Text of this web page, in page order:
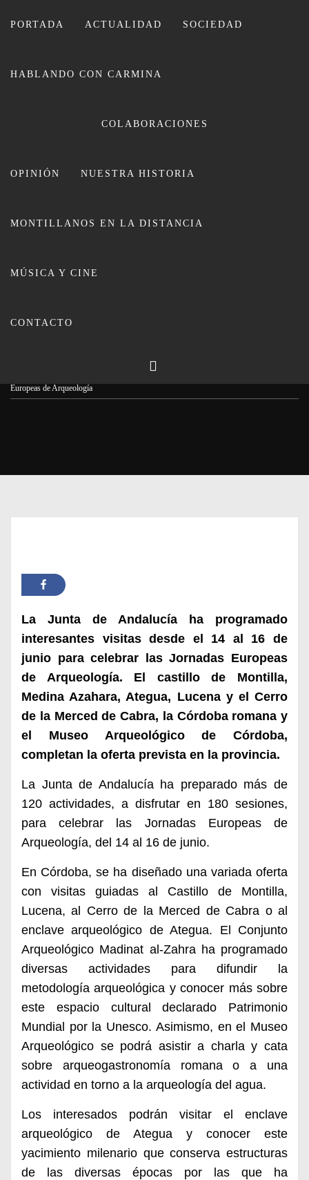
PORTADA ACTUALIDAD SOCIEDAD
HABLANDO CON CARMINA
COLABORACIONES
OPINIÓN NUESTRA HISTORIA
MONTILLANOS EN LA DISTANCIA
MÚSICA Y CINE
CONTACTO
CARMINA LEIVA
El Castillo de Montilla se suma a
Europeas de Arqueología
La Junta de Andalucía ha programado
interesantes visitas desde el 14 al 16 de
junio para celebrar las Jornadas Europeas
de Arqueología. El castillo de Montilla,
Medina Azahara, Ategua, Lucena y el Cerro
de la Merced de Cabra, la Córdoba romana y
el Museo Arqueológico de Córdoba,
completan la oferta prevista en la provincia.
La Junta de Andalucía ha preparado más de
120 actividades, a disfrutar en 180 sesiones,
para celebrar las Jornadas Europeas de
Arqueología, del 14 al 16 de junio.
En Córdoba, se ha diseñado una variada oferta
con visitas guiadas al Castillo de Montilla,
Lucena, al Cerro de la Merced de Cabra o al
enclave arqueológico de Ategua. El Conjunto
Arqueológico Madinat al-Zahra ha programado
diversas actividades para difundir la
metodología arqueológica y conocer más sobre
este espacio cultural declarado Patrimonio
Mundial por la Unesco. Asimismo, en el Museo
Arqueológico se podrá asistir a charla y cata
sobre arqueogastronomía romana o a una
actividad en torno a la arqueología del agua.
Los interesados podrán visitar el enclave
arqueológico de Ategua y conocer este
yacimiento milenario que conserva estructuras
de las diversas épocas por las que ha